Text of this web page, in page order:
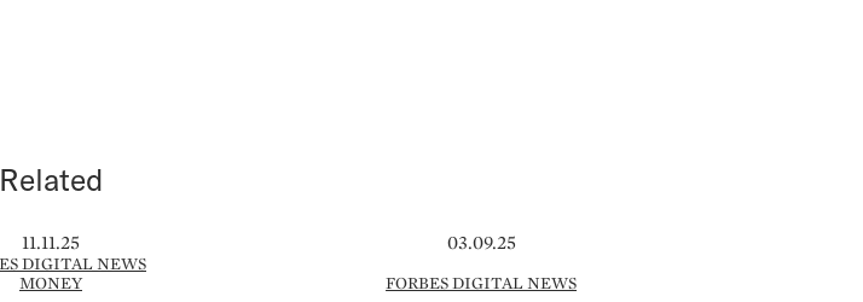
Related
11.11.25
DIGITAL NEWS
MONEY
03.09.25
FORBES DIGITAL NEWS